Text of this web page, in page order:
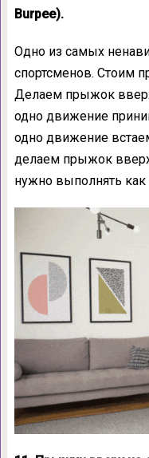
Burpee).
Одно из самых
спортсменов. Стоим
Делаем прыжок
одно движение
одно движение
делаем прыжок
нужно выполнять